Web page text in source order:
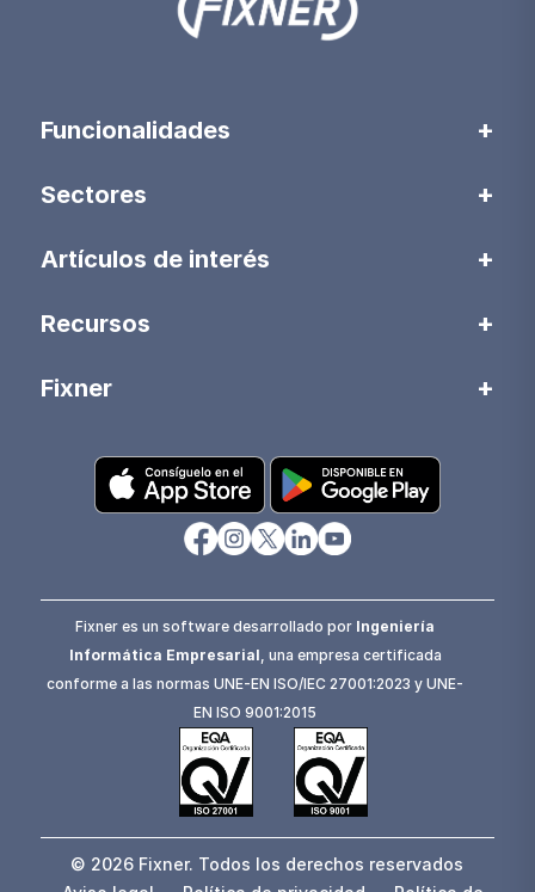
Funcionalidades
Sectores
Artículos de interés
Recursos
Fixner
Fixner es un software desarrollado por Ingeniería
Informática Empresarial , una empresa certificada
conforme a las normas UNE-EN ISO/IEC 27001:2023 y UNE-
EN ISO 9001:2015
© 2026 Fixner. Todos los derechos reservados